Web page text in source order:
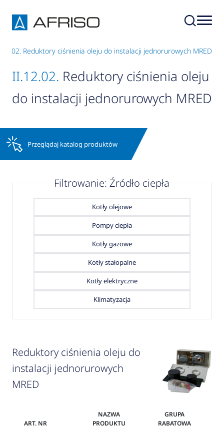
Reduktory ciśnienia oleju do instalacji jednorurowych MRED
II.12.02. Reduktory ciśnienia oleju
do instalacji jednorurowych MRED
Przeglądaj katalog produktów
Filtrowanie: Źródło ciepła
Kotły olejowe
Pompy ciepła
Kotły gazowe
Kotły stałopalne
Kotły elektryczne
Klimatyzacja
Reduktory ciśnienia oleju do
instalacji jednorurowych
MRED
ART. NR
NAZWA
PRODUKTU
GRUPA
RABATOWA